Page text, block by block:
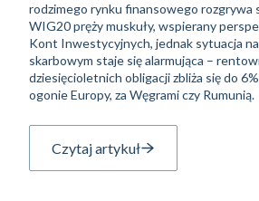
rodzimego rynku finansowego rozgrywa
WIG20 pręży muskuły, wspierany
Kont Inwestycyjnych, jednak sytuacja
skarbowym staje się alarmująca –
dziesięcioletnich obligacji zbliża się do
ogonie Europy, za Węgrami czy Rumunią.
Czytaj artykuł